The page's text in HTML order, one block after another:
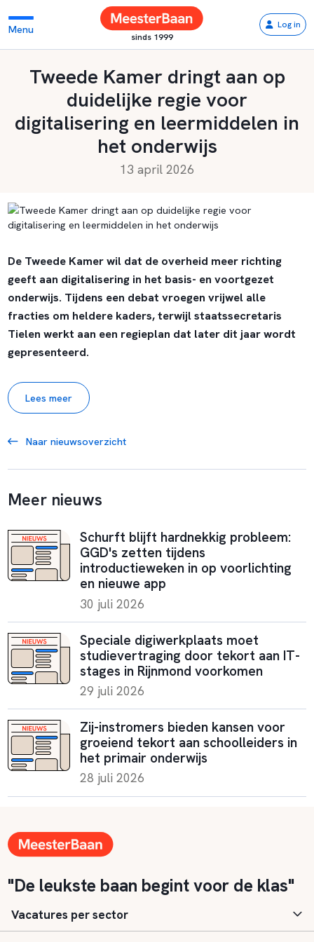
Menu
sinds 1999
Log in
Tweede Kamer dringt aan op
duidelijke regie voor
digitalisering en leermiddelen in
het onderwijs
13 april 2026
De Tweede Kamer wil dat de overheid meer richting
geeft aan digitalisering in het basis- en voortgezet
onderwijs. Tijdens een debat vroegen vrijwel alle
fracties om heldere kaders, terwijl staatssecretaris
Tielen werkt aan een regieplan dat later dit jaar wordt
gepresenteerd.
Lees meer
Naar nieuwsoverzicht
Meer nieuws
Schurft blijft hardnekkig probleem:
GGD's zetten tijdens
introductieweken in op voorlichting
en nieuwe app
30 juli 2026
Speciale digiwerkplaats moet
studievertraging door tekort aan IT-
stages in Rijnmond voorkomen
29 juli 2026
Zij-instromers bieden kansen voor
groeiend tekort aan schoolleiders in
het primair onderwijs
28 juli 2026
"De leukste baan begint voor de klas"
Vacatures per sector